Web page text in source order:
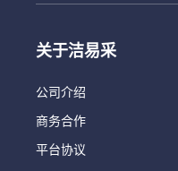
关于洁易采
公司介绍
商务合作
平台协议